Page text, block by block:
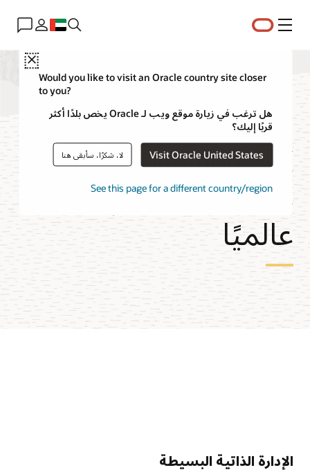
القائمة
Close
Would you like to visit an Oracle country site closer
to you?
هل ترغب في زيارة موقع ويب لـ Oracle يخص بلدًا أكثر
قربًا إليك؟
Visit Oracle United States لا، شكرًا، سأبقى هنا
See this page for a different country/region
موارد قاعدة البيانات
Autonomous AI
Database الموزعة
عالميًا
الإدارة الذاتية البسيطة